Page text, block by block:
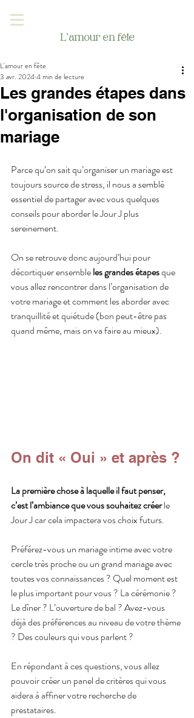
L'amour en fête
Les grandes étapes dans
l'organisation de son
mariage
L'amour en fête
3 avr. 20244 min de lecture
Parce qu’on sait qu’organiser un mariage est
toujours source de stress, il nous a semblé
essentiel de partager avec vous quelques
conseils pour aborder le Jour J plus
sereinement.
On se retrouve donc aujourd’hui pour
décortiquer ensemble les grandes étapes que
vous allez rencontrer dans l’organisation de
votre mariage et comment les aborder avec
tranquillité et quiétude (bon peut-être pas
quand même, mais on va faire au mieux).
On dit « Oui » et après ?
La première chose à laquelle il faut penser,
c’est l’ambiance que vous souhaitez créer le
Jour J car cela impactera vos choix futurs.
Préférez-vous un mariage intime avec votre
cercle très proche ou un grand mariage avec
toutes vos connaissances ? Quel moment est
le plus important pour vous ? La cérémonie ?
Le dîner ? L’ouverture de bal ? Avez-vous
déjà des préférences au niveau de votre thème
? Des couleurs qui vous parlent ?
En répondant à ces questions, vous allez
pouvoir créer un panel de critères qui vous
aidera à affiner votre recherche de
prestataires.